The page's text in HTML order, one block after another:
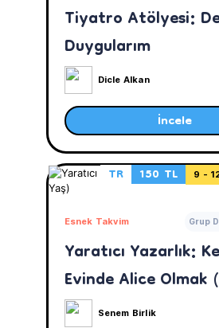
Tiyatro Atölyesi:
Duygularım
Dicle Alkan
İncele
TR
150 TL 9 -
Esnek Takvim Grup
Yaratıcı Yazarlık:
Evinde Alice Olmak
Yaş)Senem Birlik